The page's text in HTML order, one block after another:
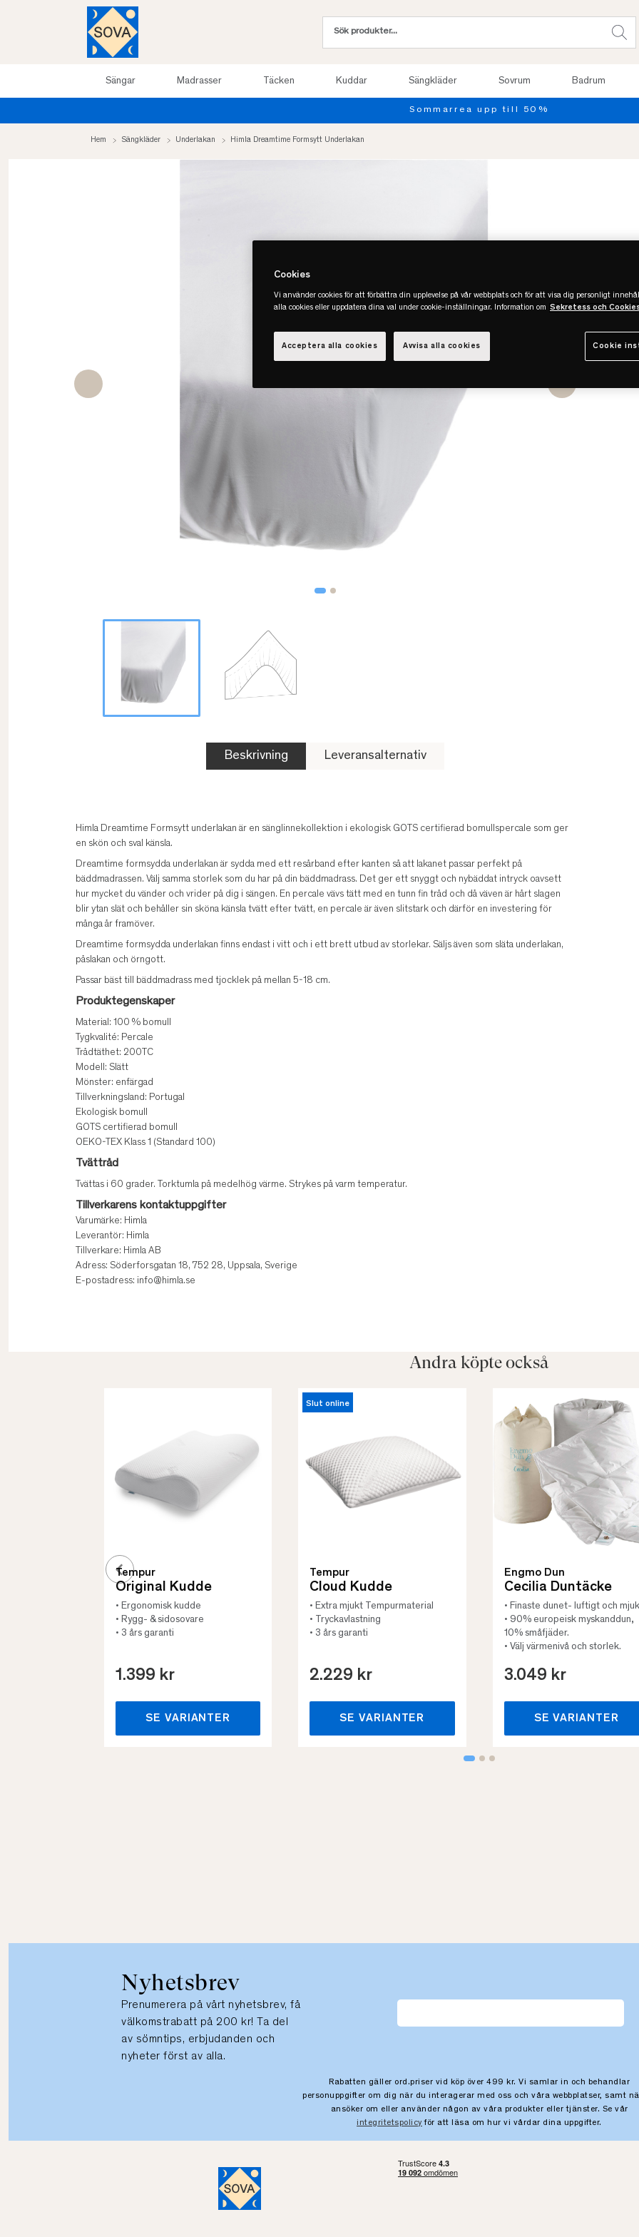
Sängar Madrasser Täcken Kuddar Sängkläder Sovrum Badrum
Hem Sängkläder Underlakan Himla Dreamtime Formsytt Underlakan
Beskrivning Leveransalternativ
Himla Dreamtime Formsytt underlakan är en sänglinnekollektion i ekologisk GOTS certifierad bomullspercale som ger
en skön och sval känsla.
Dreamtime formsydda underlakan är sydda med ett resårband efter kanten så att lakanet passar perfekt på
bäddmadrassen. Välj samma storlek som du har på din bäddmadrass. Det ger ett snyggt och nybäddat intryck oavsett
hur mycket du vänder och vrider på dig i sängen. En percale vävs tätt med en tunn fin tråd och då väven är hårt slagen
blir ytan slät och behåller sin sköna känsla tvätt efter tvätt, en percale är även slitstark och därför en investering för
många år framöver.
Dreamtime formsydda underlakan finns endast i vitt och i ett brett utbud av storlekar. Säljs även som släta underlakan,
påslakan och örngott.
Passar bäst till bäddmadrass med tjocklek på mellan 5-18 cm.
Produktegenskaper
Material: 100 % bomull
Tygkvalité: Percale
Trådtäthet: 200TC
Modell: Slätt
Mönster: enfärgad
Tillverkningsland: Portugal
Ekologisk bomull
GOTS certifierad bomull
OEKO-TEX Klass 1 (Standard 100)
Tvättråd
Tvättas i 60 grader. Torktumla på medelhög värme. Strykes på varm temperatur.
Tillverkarens kontaktuppgifter
Varumärke: Himla
Leverantör: Himla
Tillverkare: Himla AB
Adress: Söderforsgatan 18, 752 28, Uppsala, Sverige
E-postadress: info@himla.se
Andra köpte också
Tempur
Original Kudde
• Ergonomisk kudde
• Rygg- & sidosovare
• 3 års garanti
1.399 kr
SE VARIANTER
Slut online
Tempur
Cloud Kudde
• Extra mjukt Tempurmaterial
• Tryckavlastning
• 3 års garanti
2.229 kr
SE VARIANTER
Engmo Dun
Cecilia Duntäcke
• Finaste dunet- luftigt och
• 90% europeisk myskanddun,
10% småfjäder.
• Välj värmenivå och storlek.
3.049 kr
SE VARIANTER
Nyhetsbrev
Prenumerera på vårt nyhetsbrev, få
välkomstrabatt på 200 kr! Ta del
av sömntips, erbjudanden och
nyheter först av alla.
Rabatten gäller ord.priser vid köp över 499 kr. Vi samlar in och behandlar
personuppgifter om dig när du interagerar med oss och våra webbplatser, samt
ansöker om eller använder någon av våra produkter eller tjänster. Se vår
integritetspolicy för att läsa om hur vi vårdar dina uppgifter.
Cookies
Vi använder cookies för att förbättra din upplevelse på vår webbplats och för att visa dig personligt
alla cookies eller uppdatera dina val under cookie-inställningar. Information om Sekretess och
Cookie
Avvisa alla cookies
Acceptera alla cookies